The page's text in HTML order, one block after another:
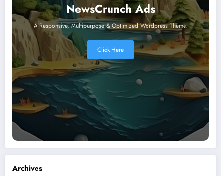
NewsCrunch Ads
A Responsive, Multipurpose & Optimized Wordpress Theme.
Click Here
Archives